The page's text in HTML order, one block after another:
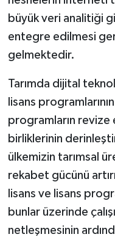
büyük veri analitiği
entegre edilmesi
gelmektedir.
Tarımda dijital
lisans
programların revize
birliklerinin
ülkemizin tarımsal
rekabet gücünü
lisans ve lisans
bunlar üzerinde
netleşmesinin